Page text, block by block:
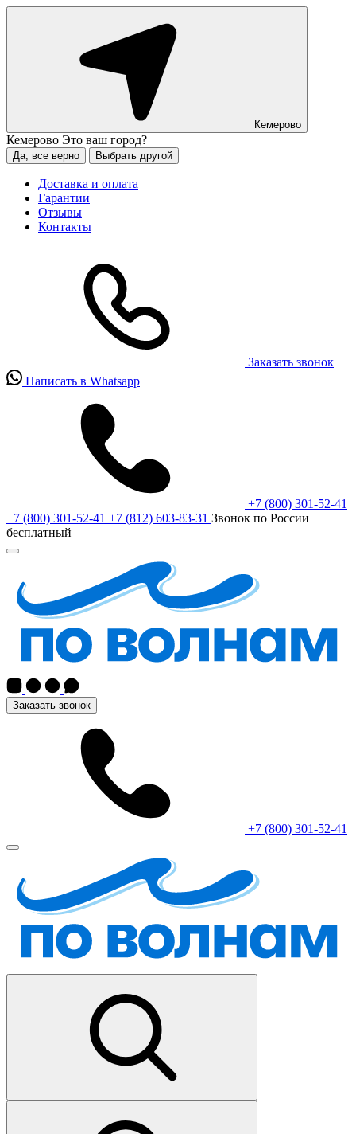
Кемерово
Кемерово Это ваш город?
Да, все верно Выбрать другой
Доставка и оплата
Гарантии
Отзывы
Контакты
Заказать звонок
Написать в Whatsapp
+7 (800) 301-52-41
+7 (800) 301-52-41 +7 (812) 603-83-31 Звонок по России
бесплатный
Заказать звонок
+7 (800) 301-52-41